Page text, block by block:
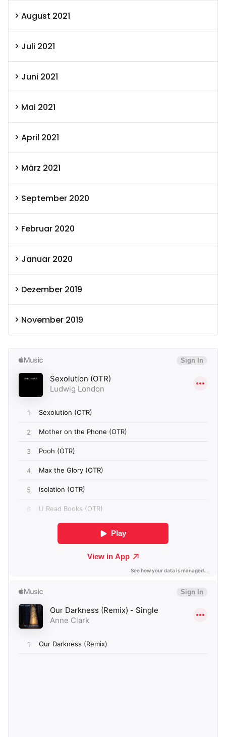
August 2021
Juli 2021
Juni 2021
Mai 2021
April 2021
März 2021
September 2020
Februar 2020
Januar 2020
Dezember 2019
November 2019